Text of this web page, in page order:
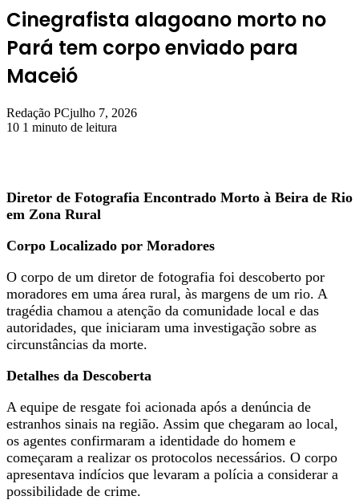
Cinegrafista alagoano morto no
Pará tem corpo enviado para
Maceió
Redação PCjulho 7, 2026
10 1 minuto de leitura
Diretor de Fotografia Encontrado Morto à Beira de Rio
em Zona Rural
Corpo Localizado por Moradores
O corpo de um diretor de fotografia foi descoberto por
moradores em uma área rural, às margens de um rio. A
tragédia chamou a atenção da comunidade local e das
autoridades, que iniciaram uma investigação sobre as
circunstâncias da morte.
Detalhes da Descoberta
A equipe de resgate foi acionada após a denúncia de
estranhos sinais na região. Assim que chegaram ao local,
os agentes confirmaram a identidade do homem e
começaram a realizar os protocolos necessários. O corpo
apresentava indícios que levaram a polícia a considerar a
possibilidade de crime.